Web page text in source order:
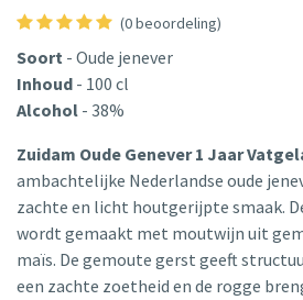
(0 beoordeling)
Soort - Oude jenever
Inhoud - 100 cl
Alcohol - 38%
Zuidam Oude Genever 1 Jaar
ambachtelijke Nederlandse oude
zachte en licht houtgerijpte smaak.
wordt gemaakt met moutwijn uit
maïs. De gemoute gerst geeft
een zachte zoetheid en de rogge